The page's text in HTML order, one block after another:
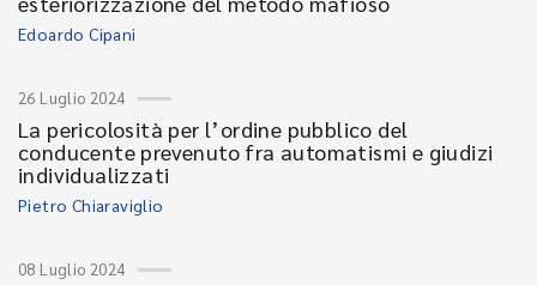
Edoardo Cipani
26 Luglio 2024
La pericolosità per l’ordine pubblico del
conducente prevenuto fra automatismi e giudizi
individualizzati
Pietro Chiaraviglio
08 Luglio 2024